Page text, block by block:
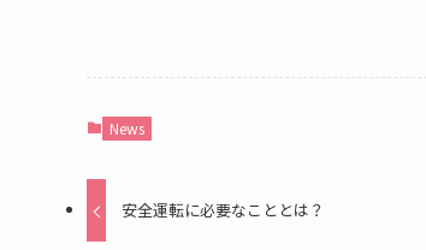
News
安全運転に必要なこととは？